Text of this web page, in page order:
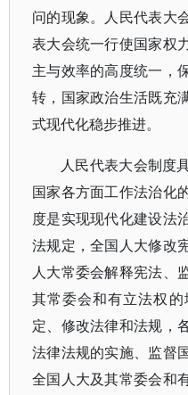
问的现象。人民代表大
表大会统一行使国家权
主与效率的高度统一，
转，国家政治生活既充
式现代化稳步推进。
人民代表大会制度
国家各方面工作法治化
度是实现现代化建设法
法规定，全国人大修改
人大常委会解释宪法、
其常委会和有立法权
定、修改法律和法规，
法律法规的实施、监督
全国人大及其常委会和